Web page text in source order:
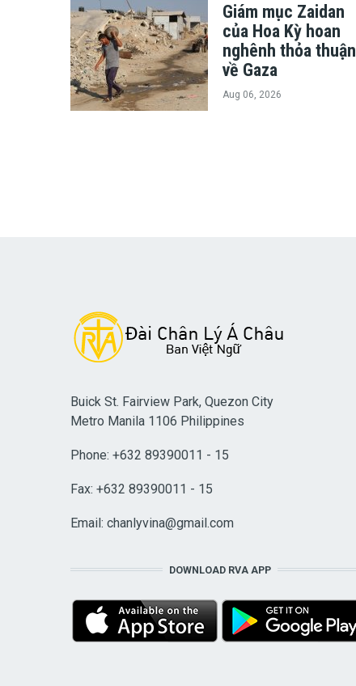
Giám mục Zaidan
của Hoa Kỳ hoan
nghênh thỏa thuận
về Gaza
Aug 06, 2026
Buick St. Fairview Park, Quezon City
Metro Manila 1106 Philippines
Phone: +632 89390011 - 15
Fax: +632 89390011 - 15
Email: chanlyvina@gmail.com
DOWNLOAD RVA APP